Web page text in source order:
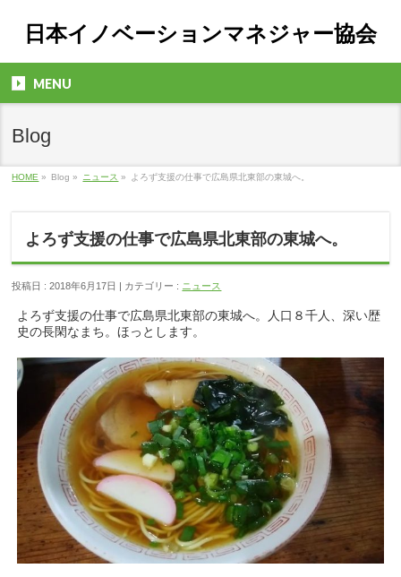
日本イノベーションマネジャー協会
MENU
Blog
HOME » Blog » ニュース » よろず支援の仕事で広島県北東部の東城へ。
よろず支援の仕事で広島県北東部の東城へ。
投稿日 : 2018年6月17日 | カテゴリー : ニュース
よろず支援の仕事で広島県北東部の東城へ。人口８千人、深い歴
史の長閑なまち。ほっとします。